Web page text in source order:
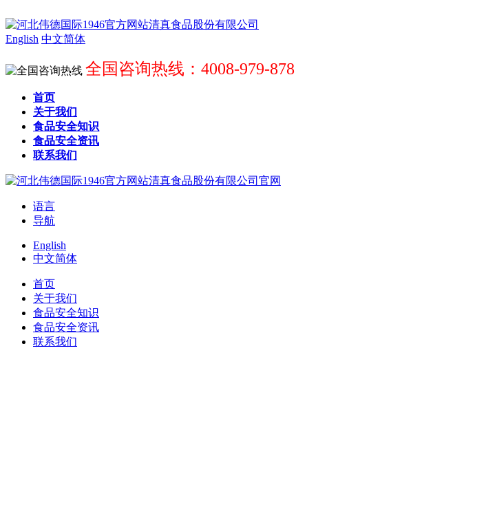
English 中文简体
全国咨询热线：4008-979-878
首页
关于我们
食品安全知识
食品安全资讯
联系我们
语言
导航
English
中文简体
首页
关于我们
食品安全知识
食品安全资讯
联系我们